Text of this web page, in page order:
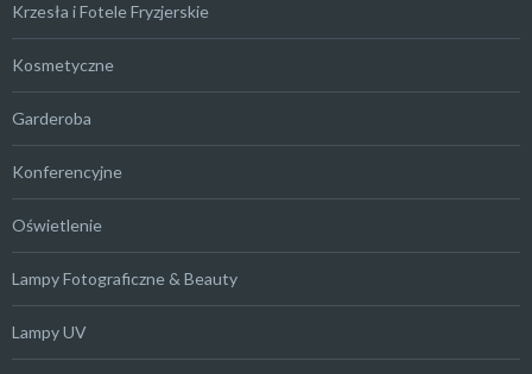
Krzesła i Fotele Fryzjerskie
Kosmetyczne
Garderoba
Konferencyjne
Oświetlenie
Lampy Fotograficzne & Beauty
Lampy UV